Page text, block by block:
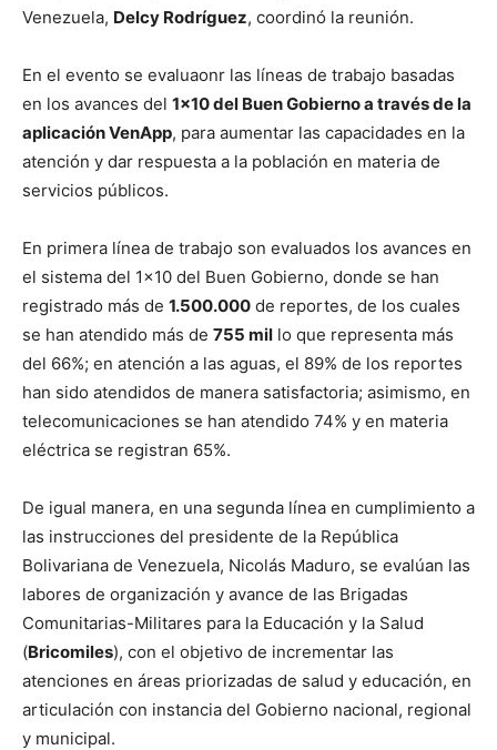
Venezuela, Delcy Rodríguez, coordinó la reunión.
En el evento se evaluaonr las líneas de trabajo basadas
en los avances del 1×10 del Buen Gobierno a través de la
aplicación VenApp, para aumentar las capacidades en la
atención y dar respuesta a la población en materia de
servicios públicos.
En primera línea de trabajo son evaluados los avances en
el sistema del 1×10 del Buen Gobierno, donde se han
registrado más de 1.500.000 de reportes, de los cuales
se han atendido más de 755 mil lo que representa más
del 66%; en atención a las aguas, el 89% de los reportes
han sido atendidos de manera satisfactoria; asimismo, en
telecomunicaciones se han atendido 74% y en materia
eléctrica se registran 65%.
De igual manera, en una segunda línea en cumplimiento a
las instrucciones del presidente de la República
Bolivariana de Venezuela, Nicolás Maduro, se evalúan las
labores de organización y avance de las Brigadas
Comunitarias-Militares para la Educación y la Salud
(Bricomiles), con el objetivo de incrementar las
atenciones en áreas priorizadas de salud y educación, en
articulación con instancia del Gobierno nacional, regional
y municipal.